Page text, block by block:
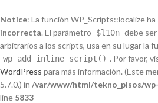
Notice: La función WP_Scripts::localize ha
incorrecta. El parámetro $l10n debe ser
arbitrarios a los scripts, usa en su lugar la
wp_add_inline_script() . Por favor,
WordPress para más información. (Este
5.7.0.) in /var/www/html/tekno_pisos/
line 5833